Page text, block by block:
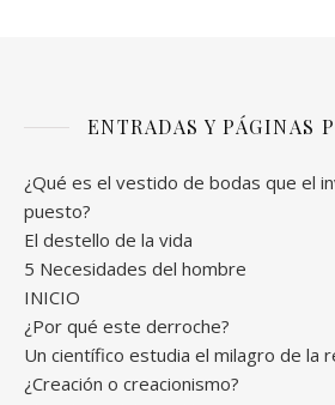
ENTRADAS Y PÁGINAS
¿Qué es el vestido de bodas que el
puesto?
El destello de la vida
5 Necesidades del hombre
INICIO
¿Por qué este derroche?
Un científico estudia el milagro de la
¿Creación o creacionismo?